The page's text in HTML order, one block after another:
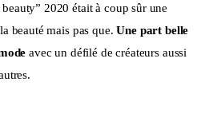
2020 était à coup sûr une
beauté mais pas que. Une part belle
avec un défilé de créateurs aussi